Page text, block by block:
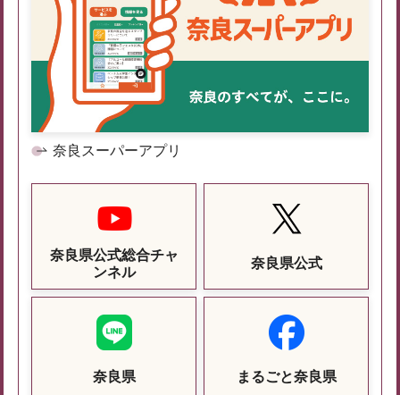
奈良スーパーアプリ
奈良県公式総合チャ
ンネル
奈良県公式
奈良県 まるごと奈良県